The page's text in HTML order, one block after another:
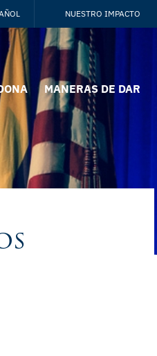
NUESTRO IMPACTO
MANERAS DE DAR